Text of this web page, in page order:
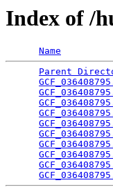
Index of /
Name
Parent